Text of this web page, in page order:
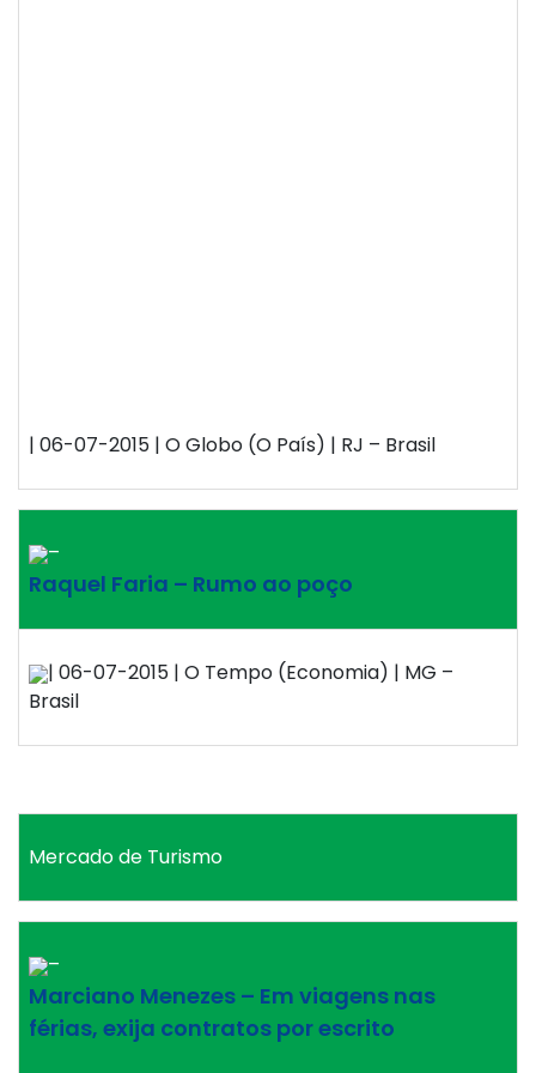
| 06-07-2015 | O Globo (O País) | RJ – Brasil
–
Raquel Faria – Rumo ao poço
| 06-07-2015 | O Tempo (Economia) | MG –
Brasil
Mercado de Turismo
–
Marciano Menezes – Em viagens nas
férias, exija contratos por escrito